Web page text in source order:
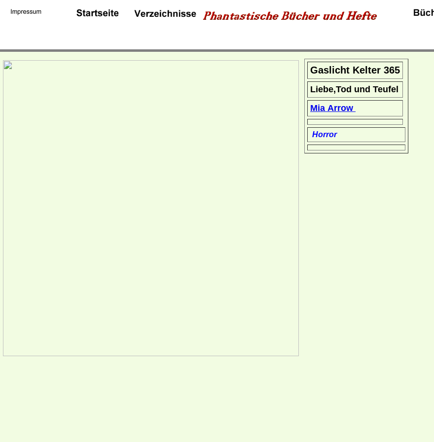
Gaslicht Kelter 365
Liebe,Tod und Teufel
Mia Arrow
Horror